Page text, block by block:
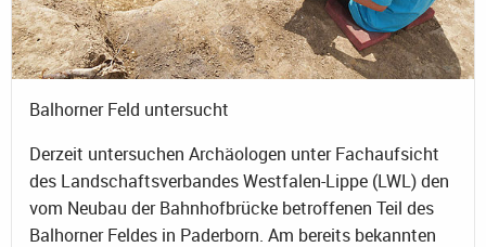
Balhorner Feld untersucht
Derzeit untersuchen Archäologen unter Fachaufsicht
des Landschaftsverbandes Westfalen-Lippe (LWL) den
vom Neubau der Bahnhofbrücke betroffenen Teil des
Balhorner Feldes in Paderborn. Am bereits bekannten